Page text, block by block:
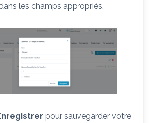
les champs appropriés.
pour sauvegarder votre